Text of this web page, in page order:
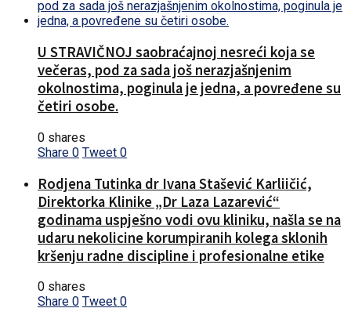
U STRAVIČNOJ saobraćajnoj nesreći koja se
večeras, pod za sada još nerazjašnjenim
okolnostima, poginula je jedna, a povređene su
četiri osobe.
0 shares
Share 0 Tweet 0
Rodjena Tutinka dr Ivana Stašević Karliičić,
Direktorka Klinike „Dr Laza Lazarević“
godinama uspješno vodi ovu kliniku, našla se na
udaru nekolicine korumpiranih kolega sklonih
kršenju radne discipline i profesionalne etike
0 shares
Share 0 Tweet 0